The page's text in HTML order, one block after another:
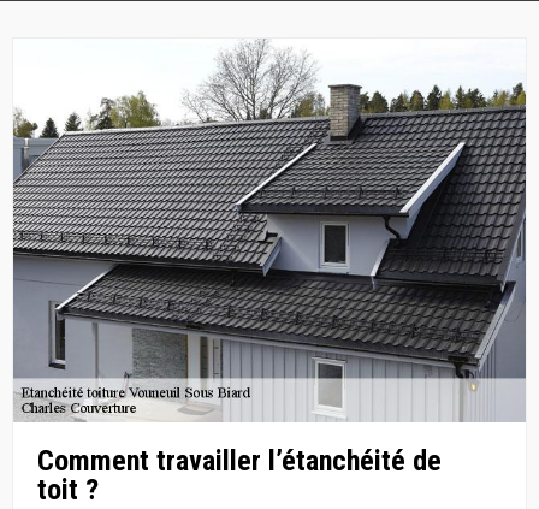
Comment travailler l’étanchéité de
toit ?